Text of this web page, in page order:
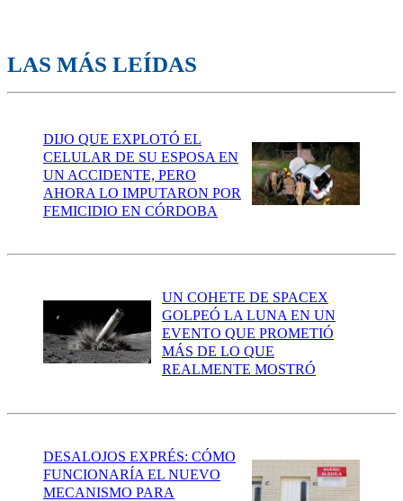
LAS MÁS LEÍDAS
DIJO QUE EXPLOTÓ EL
CELULAR DE SU ESPOSA EN
UN ACCIDENTE, PERO
AHORA LO IMPUTARON POR
FEMICIDIO EN CÓRDOBA
UN COHETE DE SPACEX
GOLPEÓ LA LUNA EN UN
EVENTO QUE PROMETIÓ
MÁS DE LO QUE
REALMENTE MOSTRÓ
DESALOJOS EXPRÉS: CÓMO
FUNCIONARÍA EL NUEVO
MECANISMO PARA